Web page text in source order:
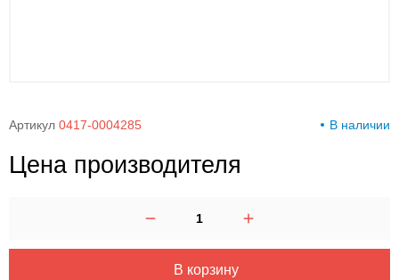
Артикул 0417-0004285 В наличии
Цена производителя
В корзину